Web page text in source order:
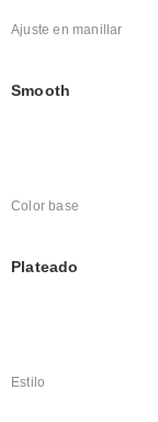
Ajuste en manillar
Smooth
Color base
Plateado
Estilo